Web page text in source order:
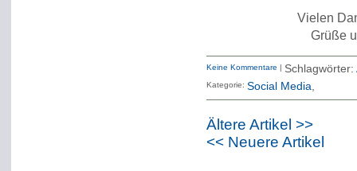
Vielen
Grüße
Keine Kommentare | Schlagwörter:
Kategorie: Social Media
Ältere Artikel >>
<< Neuere Artikel